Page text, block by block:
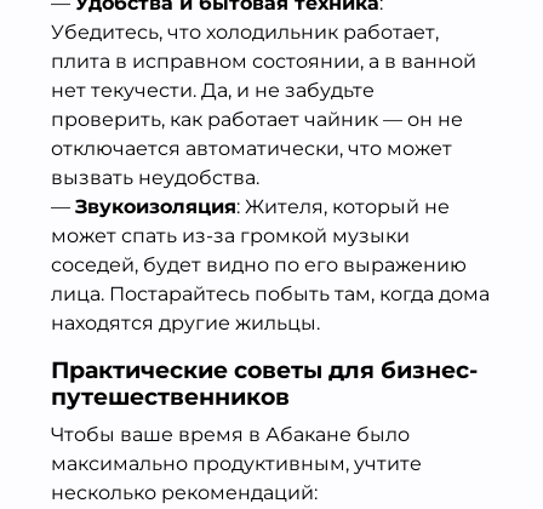
Убедитесь, что холодильник работает,
плита в исправном состоянии, а в ванной
нет текучести. Да, и не забудьте
проверить, как работает чайник — он не
отключается автоматически, что может
вызвать неудобства.
— Звукоизоляция: Жителя, который не
может спать из-за громкой музыки
соседей, будет видно по его выражению
лица. Постарайтесь побыть там, когда дома
находятся другие жильцы.
Практические советы для бизнес-
путешественников
Чтобы ваше время в Абакане было
максимально продуктивным, учтите
несколько рекомендаций: